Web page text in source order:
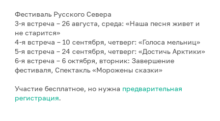
Фестиваль Русского Севера
3-я встреча – 26 августа, среда: «Наша песня живет и
не старится»
4-я встреча – 10 сентября, четверг: «Голоса мельниц»
5-я встреча – 24 сентября, четверг: «Достичь Арктики»
6-я встреча – 6 октября, вторник: Завершение
фестиваля, Спектакль «Морожены сказки»
Участие бесплатное, но нужна предварительная
регистрация.